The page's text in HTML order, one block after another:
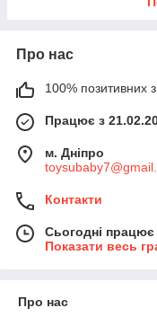
Про нас
100% позитивних з
Працює з
м. Дніпро
Контакти
Сьогодні
Показати весь
Про нас